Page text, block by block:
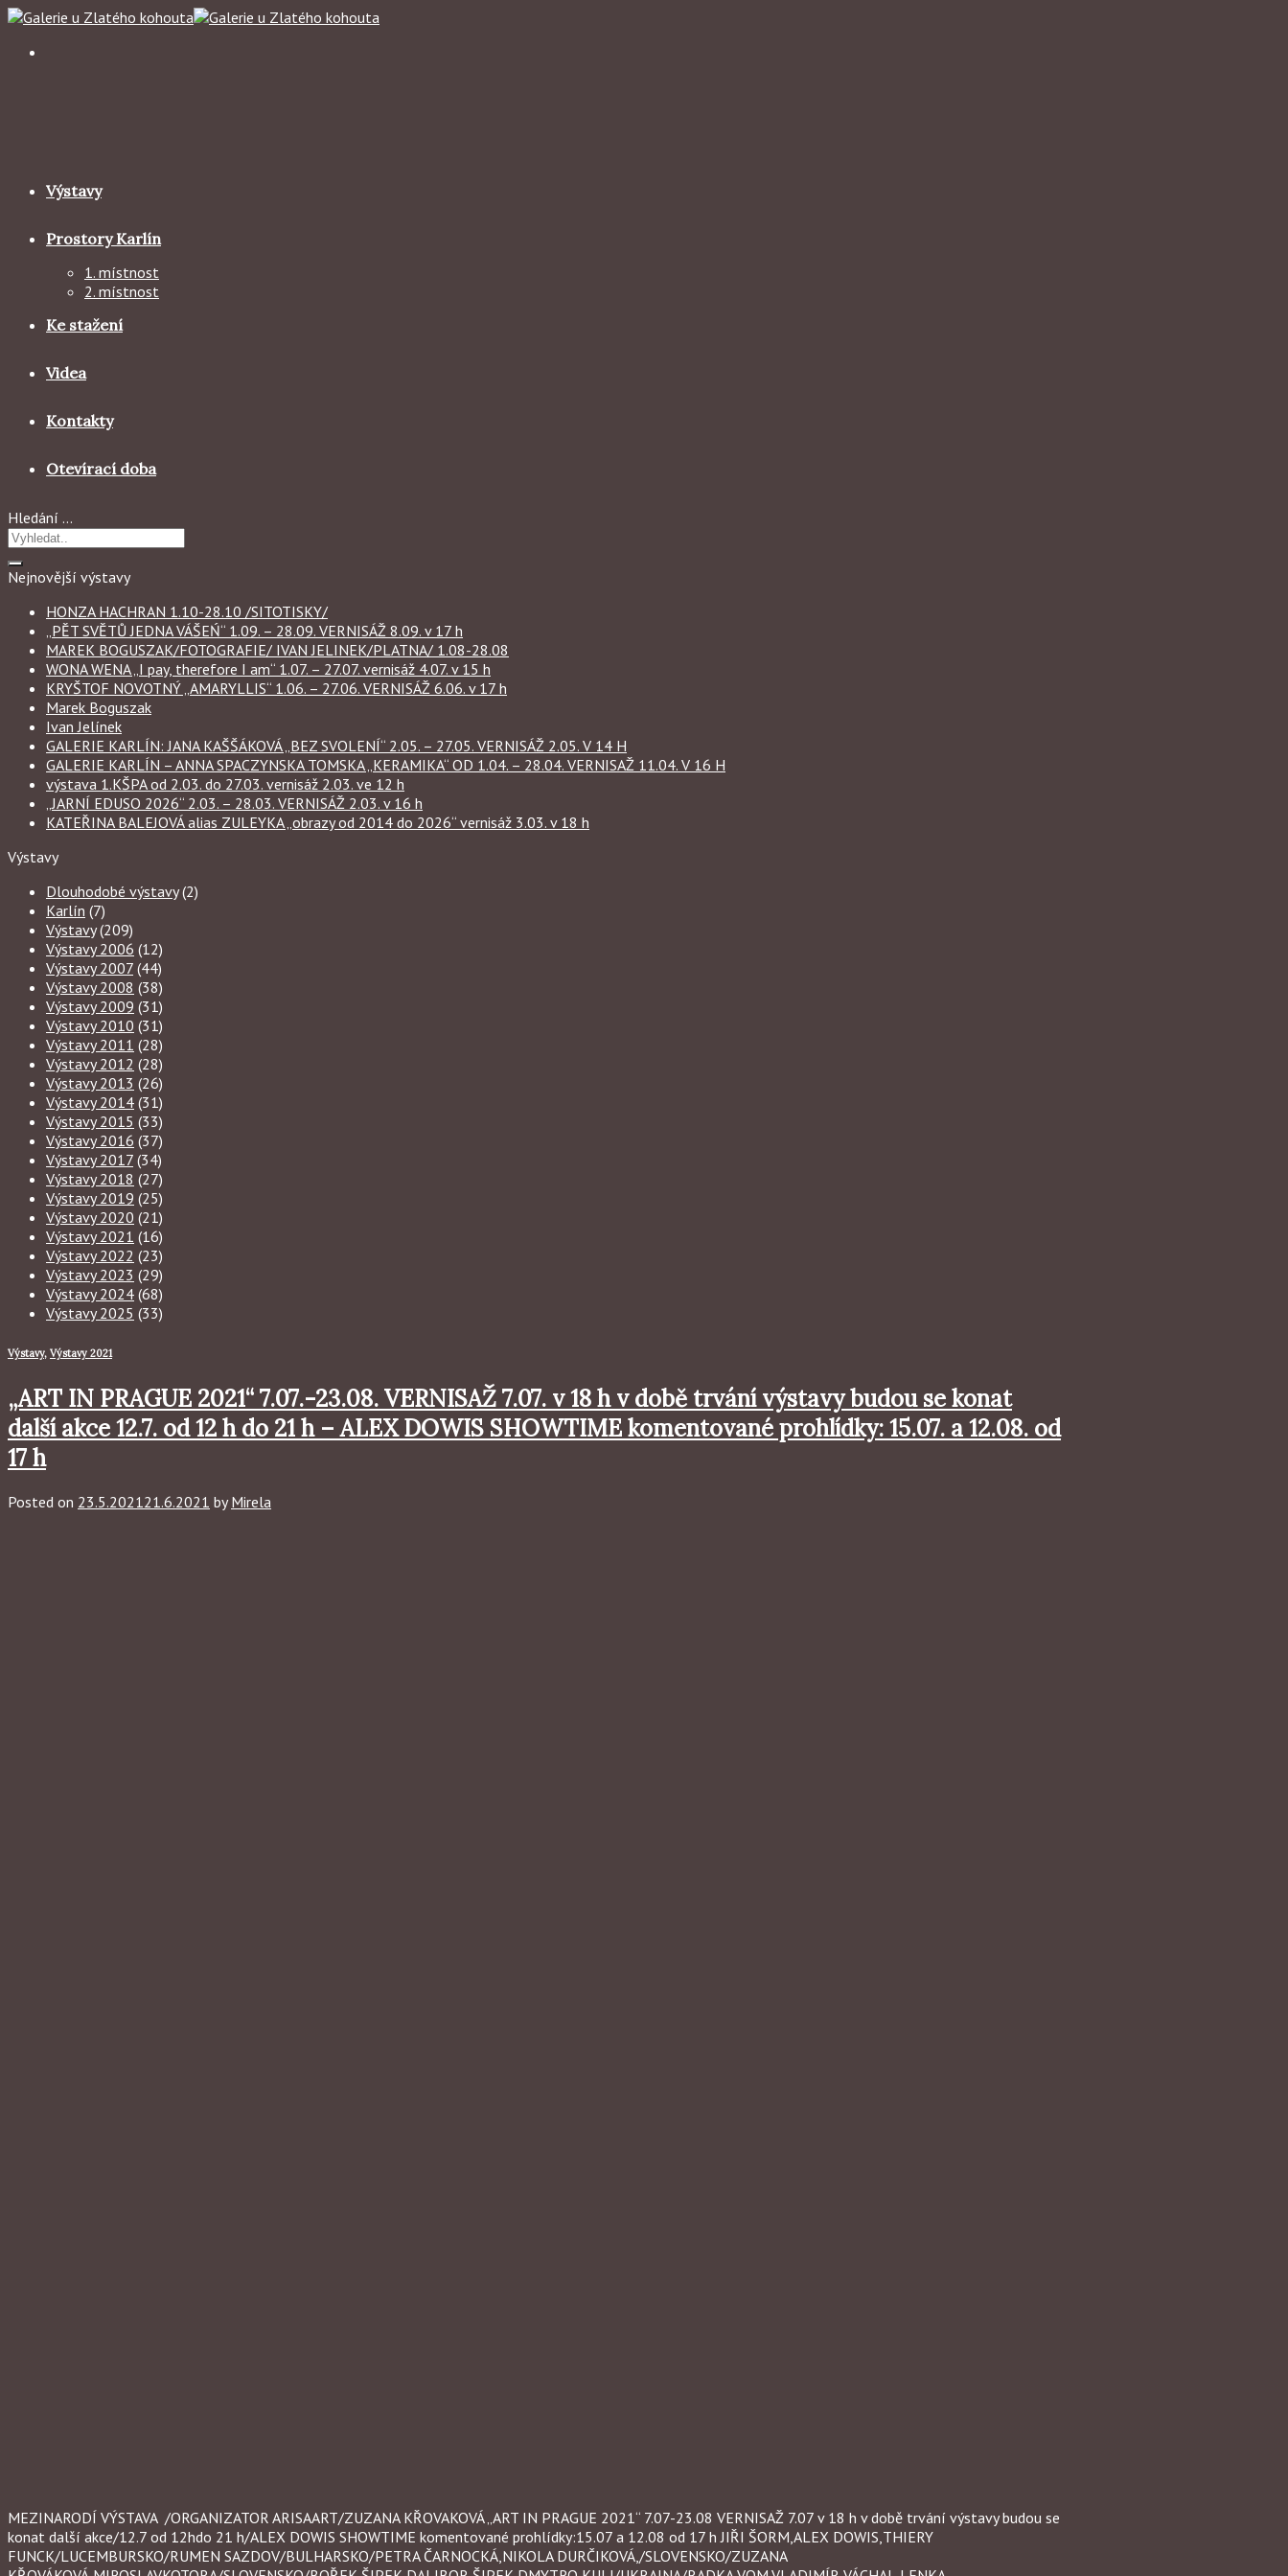
Skip
content
Výstavy
Prostory Karlín
1. místnost
2. místnost
Ke stažení
Videa
Kontakty
Otevírací doba
Hledání …
Nejnovější výstavy
HONZA HACHRAN 1.10-28.10 /SITOTISKY/
„PĚT SVĚTŮ JEDNA VÁŠEŃ“ 1.09. – 28.09. VERNISÁŽ 8.09. v 17 h
MAREK BOGUSZAK/FOTOGRAFIE/ IVAN JELINEK/PLATNA/ 1.08-28.08
WONA WENA „I pay, therefore I am“ 1.07. – 27.07. vernisáž 4.07. v 15 h
KRYŠTOF NOVOTNÝ „AMARYLLIS“ 1.06. – 27.06. VERNISÁŽ 6.06. v 17 h
Marek Boguszak
Ivan Jelínek
GALERIE KARLÍN: JANA KAŠŠÁKOVÁ „BEZ SVOLENÍ“ 2.05. – 27.05. VERNISÁŽ 2.05. V 14 H
GALERIE KARLÍN – ANNA SPACZYNSKA TOMSKA „KERAMIKA“ OD 1.04. – 28.04. VERNISAŽ 11.04. V 16 H
výstava 1.KŠPA od 2.03. do 27.03. vernisáž 2.03. ve 12 h
„JARNÍ EDUSO 2026“ 2.03. – 28.03. VERNISÁŽ 2.03. v 16 h
KATEŘINA BALEJOVÁ alias ZULEYKA „obrazy od 2014 do 2026“ vernisáž 3.03. v 18 h
Výstavy
Dlouhodobé výstavy(2)
Karlín (7)
Výstavy(209)
Výstavy 2006 (12)
Výstavy 2007 (44)
Výstavy 2008 (38)
Výstavy 2009 (31)
Výstavy 2010 (31)
Výstavy 2011 (28)
Výstavy 2012 (28)
Výstavy 2013 (26)
Výstavy 2014 (31)
Výstavy 2015 (33)
Výstavy 2016 (37)
Výstavy 2017 (34)
Výstavy 2018 (27)
Výstavy 2019 (25)
Výstavy 2020 (21)
Výstavy 2021 (16)
Výstavy 2022 (23)
Výstavy 2023 (29)
Výstavy 2024 (68)
Výstavy 2025 (33)
Výstavy, Výstavy 2021
„ART IN PRAGUE 2021“ 7.07.-23.08. VERNISAŽ 7.07. v 18 h v době trvání výstavy budou se konat
další akce 12.7. od 12 h do 21 h – ALEX DOWIS SHOWTIME komentované prohlídky: 15.07. a 12.08. od
17 h
Posted on 23.5.202121.6.2021 byMirela
MEZINARODÍ VÝSTAVA /ORGANIZATOR ARISAART/ZUZANA KŘOVAKOVÁ „ART IN PRAGUE 2021“ 7.07-23.08 VERNISAŽ 7.07 v 18 h v době trvání výstavy budou se
konat další akce/12.7 od 12hdo 21 h/ALEX DOWIS SHOWTIME komentované prohlídky:15.07 a 12.08 od 17 h JIŘI ŠORM,ALEX DOWIS,THIERY
FUNCK/LUCEMBURSKO/RUMEN SAZDOV/BULHARSKO/PETRA ČARNOCKÁ,NIKOLA DURČIKOVÁ,/SLOVENSKO/ZUZANA